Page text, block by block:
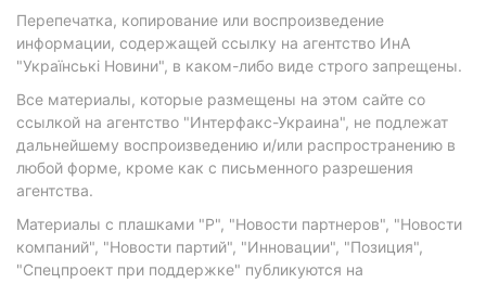
Перепечатка, копирование или воспроизведение
информации, содержащей ссылку на агентство ИнА
"Українські Новини", в каком-либо виде строго запрещены.
Все материалы, которые размещены на этом сайте со
ссылкой на агентство "Интерфакс-Украина", не подлежат
дальнейшему воспроизведению и/или распространению в
любой форме, кроме как с письменного разрешения
агентства.
Материалы с плашками "Р", "Новости партнеров", "Новости
компаний", "Новости партий", "Инновации", "Позиция",
"Спецпроект при поддержке" публикуются на